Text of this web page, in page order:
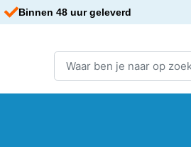
Binnen 48 uur geleverd